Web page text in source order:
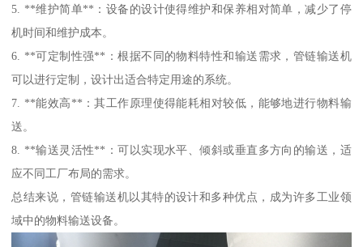
5. **维护简单**：设备的设计使得维护和保养相对简单，减少了停
机时间和维护成本。
6. **可定制性强**：根据不同的物料特性和输送需求，管链输送机
可以进行定制，设计出适合特定用途的系统。
7. **能效高**：其工作原理使得能耗相对较低，能够地进行物料输
送。
8. **输送灵活性**：可以实现水平、倾斜或垂直多方向的输送，适
应不同工厂布局的需求。
总结来说，管链输送机以其特的设计和多种优点，成为许多工业领
域中的物料输送设备。